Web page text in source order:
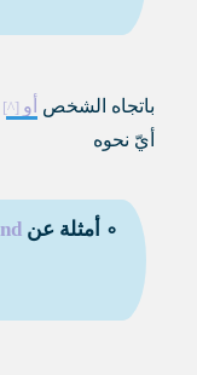
باتجاه الشخص أو
أيّ نحوه
∘ أمثلة عن